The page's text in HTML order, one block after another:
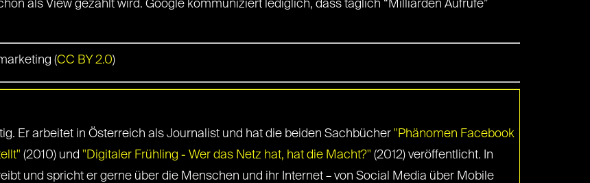
als View gezählt wird. Google kommuniziert lediglich, dass täglich “Milliarden Aufrufe”
(CC BY 2.0)
Er arbeitet in Österreich als Journalist und hat die beiden Sachbücher "Phänomen Facebook
(2010) und "Digitaler Frühling - Wer das Netz hat, hat die Macht?" (2012) veröffentlicht. In
und spricht er gerne über die Menschen und ihr Internet – von Social Media über Mobile